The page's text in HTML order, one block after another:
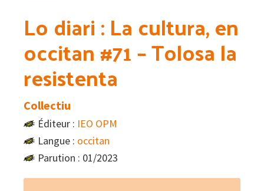
Lo diari : La cultura, en
occitan #71 – Tolosa la
resistenta
Collectiu
Éditeur : IEO OPM
Langue : occitan
Parution : 01/2023